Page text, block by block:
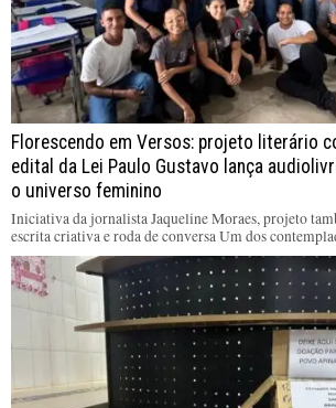
Florescendo em Versos: projeto literário
edital da Lei Paulo Gustavo lança
o universo feminino
Iniciativa da jornalista Jaqueline Moraes, projeto
escrita criativa e roda de conversa Um dos